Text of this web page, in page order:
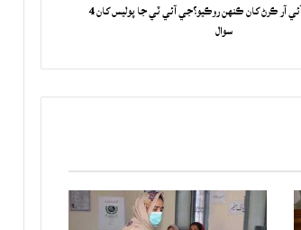
حملي جي ايف آئي آر ڪرڻ کان ڪنهن روڪيو؟جي آئي ٽي جا پوليس کان 4
سوال